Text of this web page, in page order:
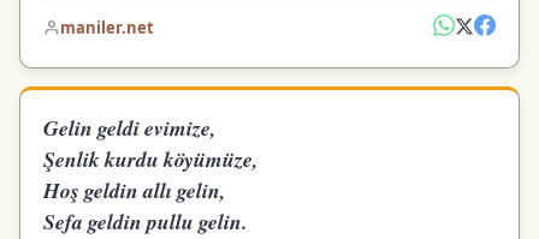
maniler.net
Gelin geldi evimize,
Şenlik kurdu köyümüze,
Hoş geldin allı gelin,
Sefa geldin pullu gelin.